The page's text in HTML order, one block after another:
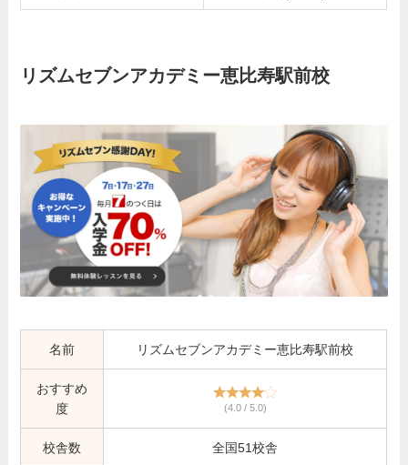
リズムセブンアカデミー恵比寿駅前校
名前 リズムセブンアカデミー恵比寿駅前校
おすすめ
度
(4.0 / 5.0)
校舎数 全国51校舎